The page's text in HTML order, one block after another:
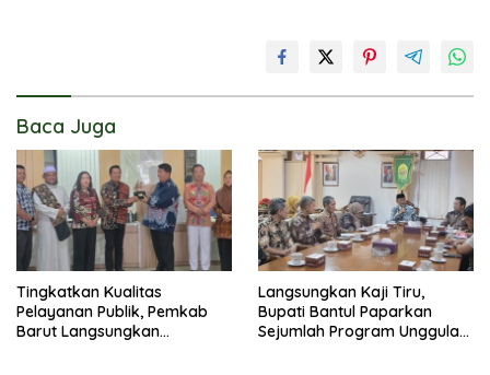
Baca Juga
Tingkatkan Kualitas
Pelayanan Publik, Pemkab
Barut Langsungkan
Langsungkan Kaji Tiru,
Bupati Bantul Paparkan
Sejumlah Program Unggulan